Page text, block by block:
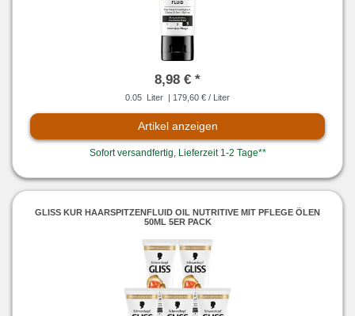
8,98 € *
0.05 Liter | 179,60 € / Liter
Artikel anzeigen
Sofort versandfertig, Lieferzeit 1-2 Tage**
GLISS KUR HAARSPITZENFLUID OIL NUTRITIVE MIT PFLEGE ÖLEN
50ML 5ER PACK